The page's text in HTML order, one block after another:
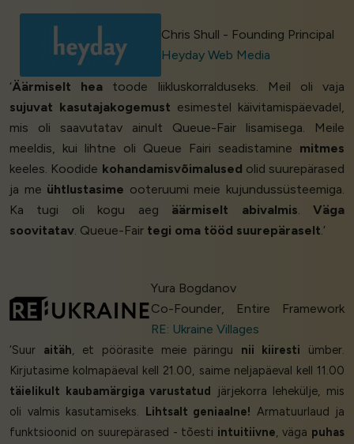
Chris Shull - Founding Principal
Heyday Web Media
‘Äärmiselt hea toode liikluskorralduseks. Meil oli vaja
sujuvat kasutajakogemust esimestel käivitamispäevadel,
mis oli saavutatav ainult Queue-Fair lisamisega. Meile
meeldis, kui lihtne oli Queue Fairi seadistamine mitmes
keeles. Koodide kohandamisvõimalused olid suurepärased
ja me ühtlustasime ooteruumi meie kujundussüsteemiga.
Ka tugi oli kogu aeg äärmiselt abivalmis.Väga
soovitatav. Queue-Fair tegi oma tööd suurepäraselt.’
Yura Bogdanov
Co-Founder, Entire Framework
RE: Ukraine Villages
‘Suur aitäh, et pöörasite meie päringu nii kiiresti ümber.
Kirjutasime kolmapäeval kell 21.00, saime neljapäeval kell 11.00
täielikult kaubamärgiga varustatud järjekorra lehekülje, mis
oli valmis kasutamiseks. Lihtsalt geniaalne! Armatuurlaud ja
funktsioonid on suurepärased - tõesti intuitiivne, väga puhas